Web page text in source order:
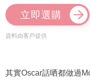
立即選購
資料由客戶提供
其實Oscar話哂都做過